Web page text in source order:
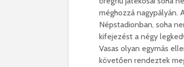
méghozzá nagypályán.
Népstadionban, soha
kifejezést a négy
Vasas olyan egymás
követően rendeztek